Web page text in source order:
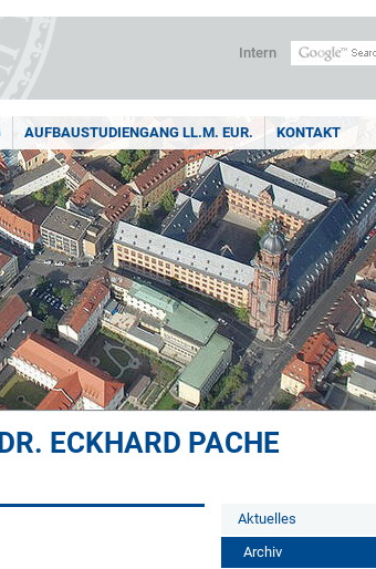
Intern
AUFBAUSTUDIENGANG LL.M. EUR. KONTAKT
ECKHARD PACHE
Aktuelles
Archiv